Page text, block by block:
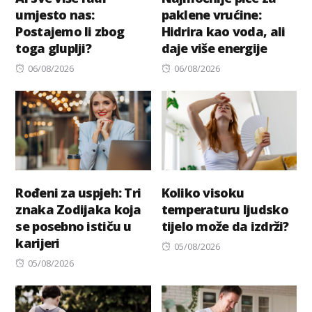
umjesto nas:
Postajemo li zbog
toga gluplji?
Posted
06/08/2026
paklene vrućine:
Hidrira kao voda, ali
daje više energije
Posted
06/08/2026
Rođeni za uspjeh: Tri
znaka Zodijaka koja
se posebno ističu u
karijeri
Posted
05/08/2026
Koliko visoku
temperaturu ljudsko
tijelo može da izdrži?
Posted
05/08/2026